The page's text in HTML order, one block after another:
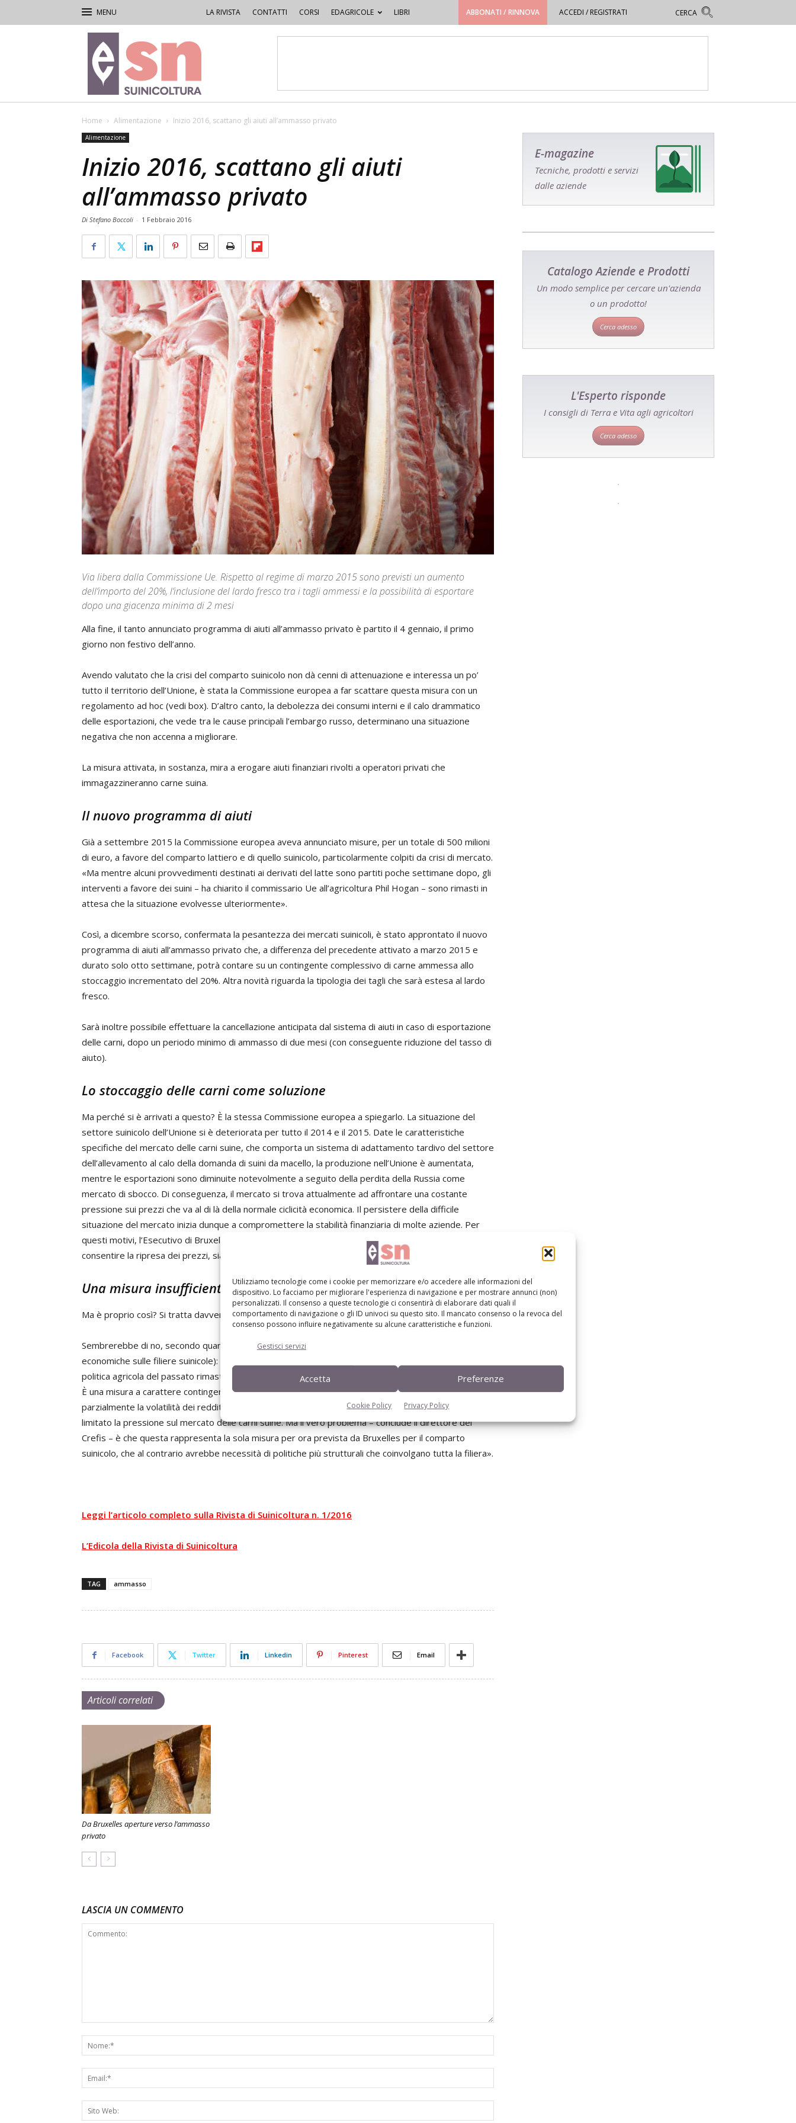
Utilizziamo tecnologie come i cookie per memorizzare e/o accedere alle informazioni del
dispositivo. Lo facciamo per migliorare l'esperienza di navigazione e per mostrare annunci (non)
personalizzati. Il consenso a queste tecnologie ci consentirà di elaborare dati quali il
comportamento di navigazione o gli ID univoci su questo sito. Il mancato consenso o la revoca del
consenso possono influire negativamente su alcune caratteristiche e funzioni.
Gestisci servizi
Accetta Preferenze
Cookie Policy Privacy Policy
LA RIVISTA CONTATTI CORSI EDAGRICOLE LIBRI ABBONATI / RINNOVA ACCEDI / REGISTRATI
Rivista
di
Suinicoltura
Home Alimentazione Inizio 2016, scattano gli aiuti all’ammasso privato
Alimentazione
Inizio 2016, scattano gli aiuti
all’ammasso privato
Di Stefano Boccoli - 1 Febbraio 2016
Via libera dalla Commissione Ue. Rispetto al regime di marzo 2015 sono previsti un aumento
dell’importo del 20%, l’inclusione del lardo fresco tra i tagli ammessi e la possibilità di esportare
dopo una giacenza minima di 2 mesi
Alla fine, il tanto annunciato programma di aiuti all’ammasso privato è partito il 4 gennaio, il primo
giorno non festivo dell’anno.
Avendo valutato che la crisi del comparto suinicolo non dà cenni di attenuazione e interessa un po’
tutto il territorio dell’Unione, è stata la Commissione europea a far scattare questa misura con un
regolamento ad hoc (vedi box). D’altro canto, la debolezza dei consumi interni e il calo drammatico
delle esportazioni, che vede tra le cause principali l’embargo russo, determinano una situazione
negativa che non accenna a migliorare.
La misura attivata, in sostanza, mira a erogare aiuti finanziari rivolti a operatori privati che
immagazzineranno carne suina.
Il nuovo programma di aiuti
Già a settembre 2015 la Commissione europea aveva annunciato misure, per un totale di 500 milioni
di euro, a favore del comparto lattiero e di quello suinicolo, particolarmente colpiti da crisi di mercato.
«Ma mentre alcuni provvedimenti destinati ai derivati del latte sono partiti poche settimane dopo, gli
interventi a favore dei suini – ha chiarito il commissario Ue all’agricoltura Phil Hogan – sono rimasti in
attesa che la situazione evolvesse ulteriormente».
Così, a dicembre scorso, confermata la pesantezza dei mercati suinicoli, è stato approntato il nuovo
programma di aiuti all’ammasso privato che, a differenza del precedente attivato a marzo 2015 e
durato solo otto settimane, potrà contare su un contingente complessivo di carne ammessa allo
stoccaggio incrementato del 20%. Altra novità riguarda la tipologia dei tagli che sarà estesa al lardo
fresco.
Sarà inoltre possibile effettuare la cancellazione anticipata dal sistema di aiuti in caso di esportazione
delle carni, dopo un periodo minimo di ammasso di due mesi (con conseguente riduzione del tasso di
aiuto).
Lo stoccaggio delle carni come soluzione
Ma perché si è arrivati a questo? È la stessa Commissione europea a spiegarlo. La situazione del
settore suinicolo dell’Unione si è deteriorata per tutto il 2014 e il 2015. Date le caratteristiche
specifiche del mercato delle carni suine, che comporta un sistema di adattamento tardivo del settore
dell’allevamento al calo della domanda di suini da macello, la produzione nell’Unione è aumentata,
mentre le esportazioni sono diminuite notevolmente a seguito della perdita della Russia come
mercato di sbocco. Di conseguenza, il mercato si trova attualmente ad affrontare una costante
pressione sui prezzi che va al di là della normale ciclicità economica. Il persistere della difficile
situazione del mercato inizia dunque a compromettere la stabilità finanziaria di molte aziende. Per
questi motivi, l’Esecutivo di Bruxelles ha considerato che, per ristabilire l’equilibrio del mercato e
consentire la ripresa dei prezzi, sia necessario ritirare temporaneamente dall’offerta carni suine.
Una misura insufficiente
Ma è proprio così? Si tratta davvero di una misura efficace e sufficiente?
Sembrerebbe di no, secondo quanto dichiara Gabriele Canali, direttore del Crefis (Centro ricerche
economiche sulle filiere suinicole): «L’aiuto all’ammasso privato è uno dei pochissimi strumenti della
politica agricola del passato rimasti ancora a disposizione per interventi sui mercati – spiega Canali -.
È una misura a carattere contingente che da sola potrà al massimo cercare di limitare molto
parzialmente la volatilità dei redditi degli allevatori. Lo strumento potrà ridurre in modo transitorio e
limitato la pressione sul mercato delle carni suine. Ma il vero problema – conclude il direttore del
Crefis – è che questa rappresenta la sola misura per ora prevista da Bruxelles per il comparto
suinicolo, che al contrario avrebbe necessità di politiche più strutturali che coinvolgano tutta la filiera».
Leggi l’articolo completo sulla Rivista di Suinicoltura n. 1/2016
L’Edicola della Rivista di Suinicoltura
TAG ammasso
Facebook Twitter Linkedin Pinterest Email
Articoli correlati
Da Bruxelles aperture verso l’ammasso
privato
LASCIA UN COMMENTO
E-magazine
Tecniche, prodotti e servizi
dalle aziende
Catalogo Aziende e Prodotti
Un modo semplice per cercare un'azienda
o un prodotto!
Cerca adesso
L'Esperto risponde
I consigli di Terra e Vita agli agricoltori
Cerca adesso